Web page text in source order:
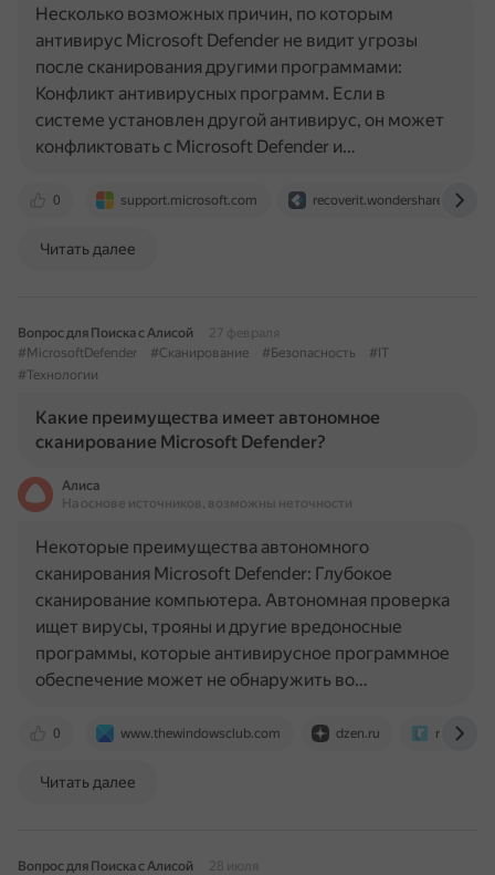
0 support.microsoft.com recoverit.wondershare.com.ru
Несколько возможных причин, по которым
антивирус Microsoft Defender не видит угрозы
после сканирования другими программами:
Конфликт антивирусных программ. Если в
системе установлен другой антивирус, он может
конфликтовать с Microsoft Defender и…
Читать далее
Вопрос для Поиска с Алисой
27 февраля
#MicrosoftDefender
#Сканирование #Безопасность
#IT
#Технологии
Какие преимущества имеет автономное
сканирование Microsoft Defender?
Алиса
На основе источников, возможны неточности
0 www.thewindowsclub.com dzen.ru
Некоторые преимущества автономного
сканирования Microsoft Defender: Глубокое
сканирование компьютера. Автономная проверка
ищет вирусы, трояны и другие вредоносные
программы, которые антивирусное программное
обеспечение может не обнаружить во…
Читать далее
Вопрос для Поиска с Алисой
28 июля